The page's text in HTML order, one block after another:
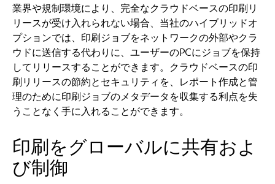
業界や規制環境により、完全なクラウドベースの印刷リ
リースが受け入れられない場合、当社のハイブリッドオ
プションでは、印刷ジョブをネットワークの外部やクラ
ウドに送信する代わりに、ユーザーのPCにジョブを保持
してリリースすることができます。クラウドベースの印
刷リリースの節約とセキュリティを、レポート作成と管
理のために印刷ジョブのメタデータを収集する利点を失
うことなく手に入れることができます。
印刷をグローバルに共有およ
び制御